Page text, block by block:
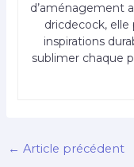
d’aménagement
dricdecock, elle
inspirations
sublimer chaque
← Article précédent